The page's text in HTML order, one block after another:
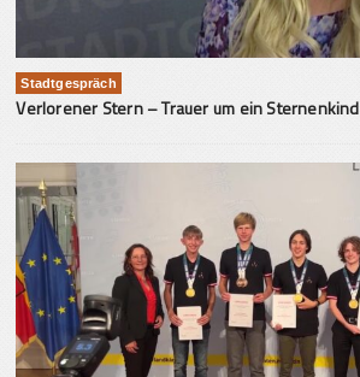
Stadtgespräch
Verlorener Stern – Trauer um ein Sternenkind